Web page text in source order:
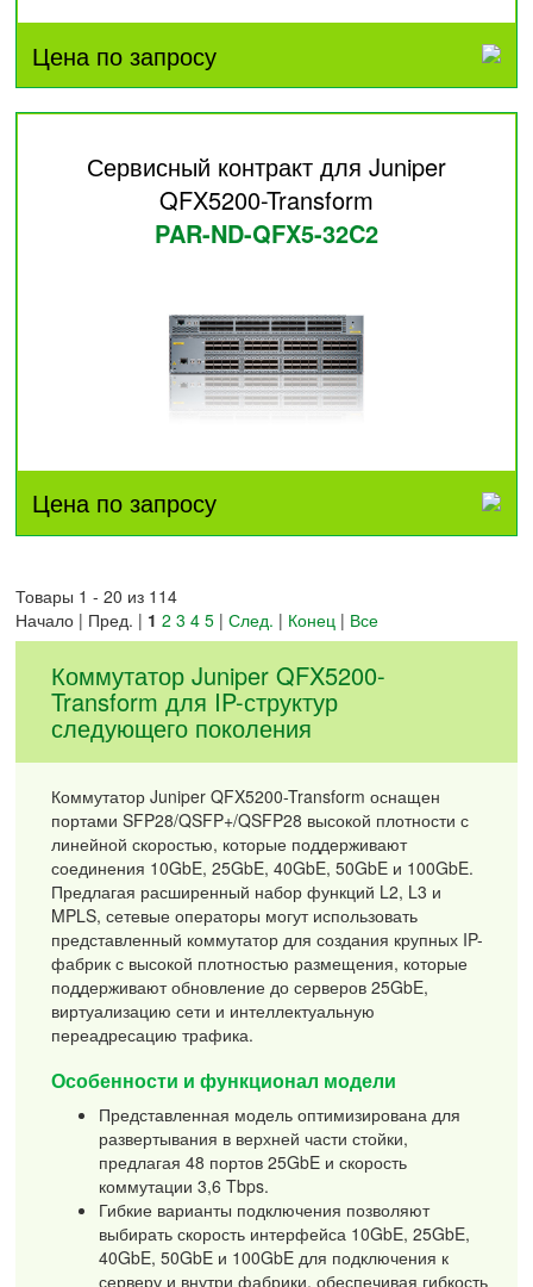
Цена по запросу
Сервисный контракт для Juniper
QFX5200-Transform
PAR-ND-QFX5-32C2
Цена по запросу
Товары 1 - 20 из 114
Начало | Пред. | 1 2 3 4 5 |След. | Конец | Все
Коммутатор Juniper QFX5200-
Transform для IP-структур
следующего поколения
Коммутатор Juniper QFX5200-Transform оснащен
портами SFP28/QSFP+/QSFP28 высокой плотности с
линейной скоростью, которые поддерживают
соединения 10GbE, 25GbE, 40GbE, 50GbE и 100GbE.
Предлагая расширенный набор функций L2, L3 и
MPLS, сетевые операторы могут использовать
представленный коммутатор для создания крупных IP-
фабрик с высокой плотностью размещения, которые
поддерживают обновление до серверов 25GbE,
виртуализацию сети и интеллектуальную
переадресацию трафика.
Особенности и функционал модели
Представленная модель оптимизирована для
развертывания в верхней части стойки,
предлагая 48 портов 25GbE и скорость
коммутации 3,6 Tbps.
Гибкие варианты подключения позволяют
выбирать скорость интерфейса 10GbE, 25GbE,
40GbE, 50GbE и 100GbE для подключения к
серверу и внутри фабрики, обеспечивая гибкость